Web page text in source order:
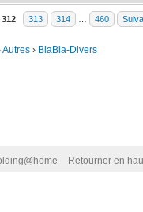
312 313 314 460
Autres › BlaBla-Divers
Retourner en